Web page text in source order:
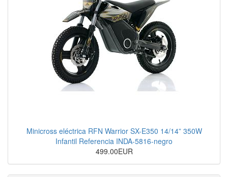
Minicross eléctrica RFN Warrior SX-E350 14/14” 350W
Infantil Referencia INDA-5816-negro
499.00EUR